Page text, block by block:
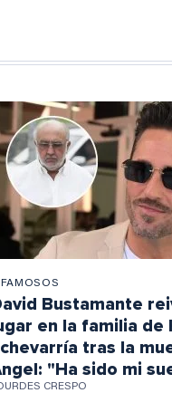
FAMOSOS
Bustamante
en la familia de
tras la
"Ha sido mi
CRESPO